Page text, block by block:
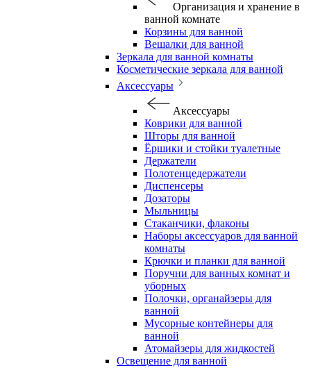
Организация и хранение в
ванной комнате
Корзины для ванной
Вешалки для ванной
Зеркала для ванной комнаты
Косметические зеркала для ванной
Аксессуары
Аксессуары
Коврики для ванной
Шторы для ванной
Ёршики и стойки туалетные
Держатели
Полотенцедержатели
Диспенсеры
Дозаторы
Мыльницы
Стаканчики, флаконы
Наборы аксессуаров для ванной
комнаты
Крючки и планки для ванной
Поручни для ванных комнат и
уборных
Полочки, органайзеры для
ванной
Мусорные контейнеры для
ванной
Атомайзеры для жидкостей
Освещение для ванной